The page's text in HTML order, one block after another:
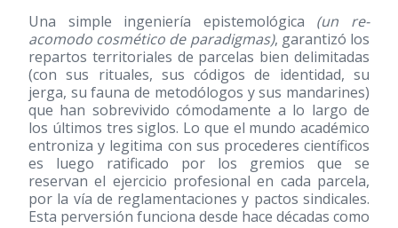
Una simple ingeniería epistemológica (un re-
acomodo cosmético de paradigmas), garantizó los
repartos territoriales de parcelas bien delimitadas
(con sus rituales, sus códigos de identidad, su
jerga, su fauna de metodólogos y sus mandarines)
que han sobrevivido cómodamente a lo largo de
los últimos tres siglos. Lo que el mundo académico
entroniza y legitima con sus procederes científicos
es luego ratificado por los gremios que se
reservan el ejercicio profesional en cada parcela,
por la vía de reglamentaciones y pactos sindicales.
Esta perversión funciona desde hace décadas como